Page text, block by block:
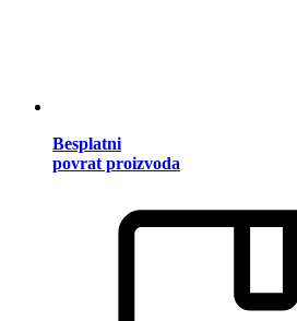
Besplatni
povrat proizvoda